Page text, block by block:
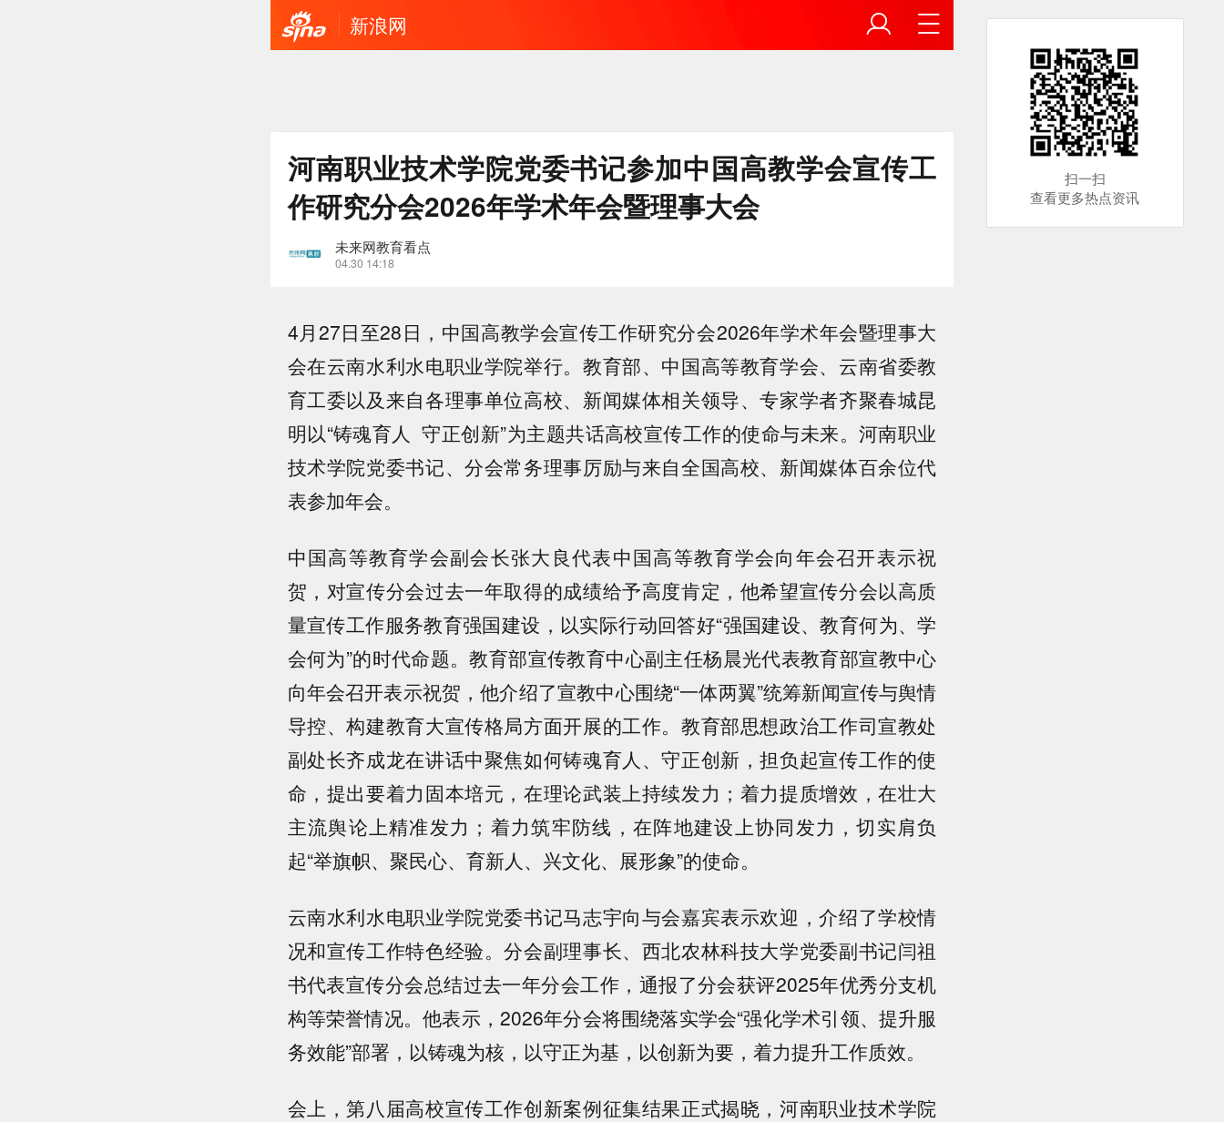
新浪网
河南职业技术学院党委书记参加中国高教学会宣传工
作研究分会2026年学术年会暨理事大会
未来网教育看点
04.30 14:18
4月27日至28日，中国高教学会宣传工作研究分会2026年学术年会暨理事大
会在云南水利水电职业学院举行。教育部、中国高等教育学会、云南省委教
育工委以及来自各理事单位高校、新闻媒体相关领导、专家学者齐聚春城昆
明以“铸魂育人 守正创新”为主题共话高校宣传工作的使命与未来。河南职业
技术学院党委书记、分会常务理事厉励与来自全国高校、新闻媒体百余位代
表参加年会。
中国高等教育学会副会长张大良代表中国高等教育学会向年会召开表示祝
贺，对宣传分会过去一年取得的成绩给予高度肯定，他希望宣传分会以高质
量宣传工作服务教育强国建设，以实际行动回答好“强国建设、教育何为、学
会何为”的时代命题。教育部宣传教育中心副主任杨晨光代表教育部宣教中心
向年会召开表示祝贺，他介绍了宣教中心围绕“一体两翼”统筹新闻宣传与舆情
导控、构建教育大宣传格局方面开展的工作。教育部思想政治工作司宣教处
副处长齐成龙在讲话中聚焦如何铸魂育人、守正创新，担负起宣传工作的使
命，提出要着力固本培元，在理论武装上持续发力；着力提质增效，在壮大
主流舆论上精准发力；着力筑牢防线，在阵地建设上协同发力，切实肩负
起“举旗帜、聚民心、育新人、兴文化、展形象”的使命。
云南水利水电职业学院党委书记马志宇向与会嘉宾表示欢迎，介绍了学校情
况和宣传工作特色经验。分会副理事长、西北农林科技大学党委副书记闫祖
书代表宣传分会总结过去一年分会工作，通报了分会获评2025年优秀分支机
构等荣誉情况。他表示，2026年分会将围绕落实学会“强化学术引领、提升服
务效能”部署，以铸魂为核，以守正为基，以创新为要，着力提升工作质效。
会上，第八届高校宣传工作创新案例征集结果正式揭晓，河南职业技术学院
扫一扫
查看更多热点资讯